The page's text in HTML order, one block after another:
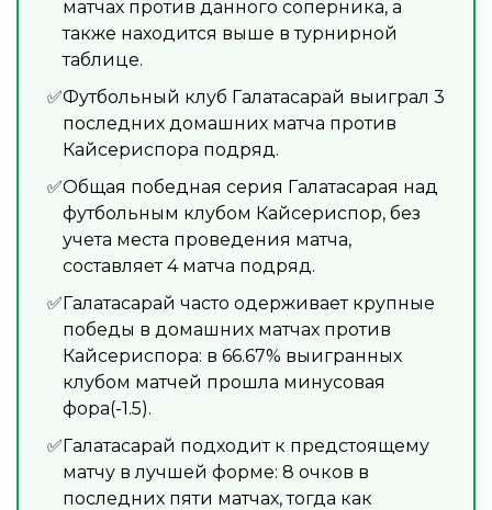
матчах против данного соперника, а
также находится выше в турнирной
таблице.
Футбольный клуб Галатасарай выиграл 3
последних домашних матча против
Кайсериспора подряд.
Общая победная серия Галатасарая над
футбольным клубом Кайсериспор, без
учета места проведения матча,
составляет 4 матча подряд.
Галатасарай часто одерживает крупные
победы в домашних матчах против
Кайсериспора: в 66.67% выигранных
клубом матчей прошла минусовая
фора(-1.5).
Галатасарай подходит к предстоящему
матчу в лучшей форме: 8 очков в
последних пяти матчах, тогда как